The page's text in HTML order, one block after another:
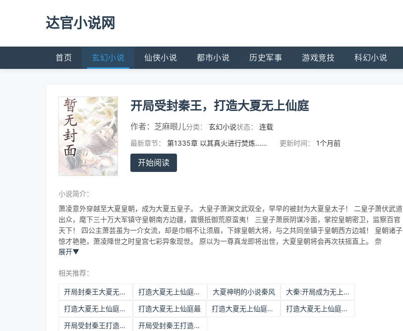
达官小说网
首页 玄幻小说 仙侠小说 都市小说 历史军事 游戏竞技 科幻小说
开局受封秦王，打造大夏无上仙庭
作者： 芝麻眼儿分类： 玄幻小说状态：
连载
最新章节：
第1335章 以其真火进行焚炼...... 更新时间： 1个月前
开始阅读
小说简介：
萧凌意外穿越至大夏皇朝，成为大夏五皇子。 大皇子萧渊文武双全，早早的被封为大夏皇太子！ 二皇子萧伏武道
出众，麾下三十万大军镇守皇朝南方边疆，震慑抵御荒原蛮夷！ 三皇子萧辰阴谋冷面，掌控皇朝密卫，监察百官
天下！ 四公主萧芸虽为一介女流，却是巾帼不让须眉，下嫁皇朝大将，与之共同坐镇于皇朝西方边城！ 皇朝诸子
惊才艳艳，萧凌降世之时皇宫七彩异象现世。 原以为一尊真龙即将出世，大夏皇朝将会再次扶摇直上。 奈
展开▼
相关推荐：
开局封秦王大夏无上仙朝免费阅读 打造大夏无上仙庭下载 大夏神明的小说秦风
大秦:开局成为无上国师
打造大夏无上仙庭261
打造大夏无上仙庭最 打造大夏无上仙庭最新
打造大夏无上仙庭最新章节
开局受封秦王打造大夏无上仙庭txt下载
开局受封秦王打造大夏无上仙庭小说笔趣阁